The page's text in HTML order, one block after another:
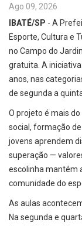
Ago 09, 2026
IBATÉ/SP - A
Esporte, Cultura e
no Campo do
gratuita. A
anos, nas
de segunda a
O projeto é mais
social, formação
jovens aprendem
superação —
escolinha mantém
comunidade do
As aulas
Na segunda e